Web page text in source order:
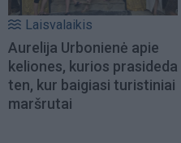
Laisvalaikis
Aurelija Urbonienė apie
keliones, kurios prasideda
ten, kur baigiasi turistiniai
maršrutai